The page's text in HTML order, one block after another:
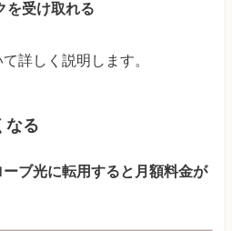
を受け取れる
詳しく説明します。
なる
ブ光に転用すると月額料金が